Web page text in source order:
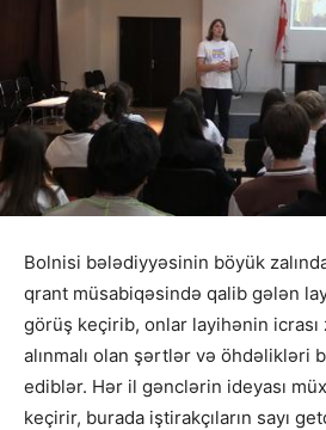
Bolnisi bələdiyyəsinin böyük
qrant müsabiqəsində qalib gələn
görüş keçirib, onlar layihənin icrası
alınmalı olan şərtlər və öhdəlikləri
ediblər. Hər il gənclərin ideyası
keçirir, burada iştirakçıların sayı